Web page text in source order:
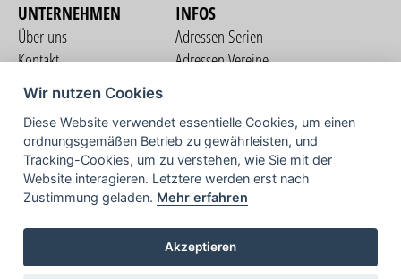
UNTERNEHMEN
Über uns
Kontakt
Nutzungsbedingungen
Datenschutzerklärung
Impressum
INFOS
Adressen Serien
Adressen Vereine
COMMUNITY
TV
Wir nutzen Cookies
Diese Website verwendet essentielle Cookies, um einen
ordnungsgemäßen Betrieb zu gewährleisten, und
Tracking-Cookies, um zu verstehen, wie Sie mit der
Website interagieren. Letztere werden erst nach
Zustimmung geladen. Mehr erfahren
Akzeptieren